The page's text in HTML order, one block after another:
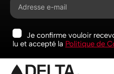
Je confirme vouloir
lu et accepté la Politique de